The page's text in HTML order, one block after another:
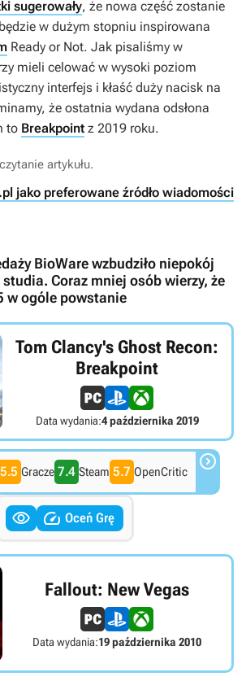
sugerowały, że nowa część zostanie
w dużym stopniu inspirowana
Ready or Not. Jak pisaliśmy w
mieli celować w wysoki poziom
interfejs i kłaść duży nacisk na
że ostatnia wydana odsłona
to Breakpoint z 2019 roku.
artykułu.
jako preferowane źródło wiadomości
BioWare wzbudziło niepokój
Coraz mniej osób wierzy, że
w ogóle powstanie
Tom Clancy's Ghost Recon:
Breakpoint
Data wydania:4 października 2019
5.5 Gracze 7.4 Steam 5.7 OpenCritic 
  Oceń Grę
Fallout: New Vegas
Data wydania:19 października 2010